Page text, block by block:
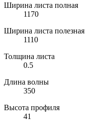
Ширина листа полная
1170
Ширина листа полезная
1110
Толщина листа
0.5
Длина волны
350
Высота профиля
41